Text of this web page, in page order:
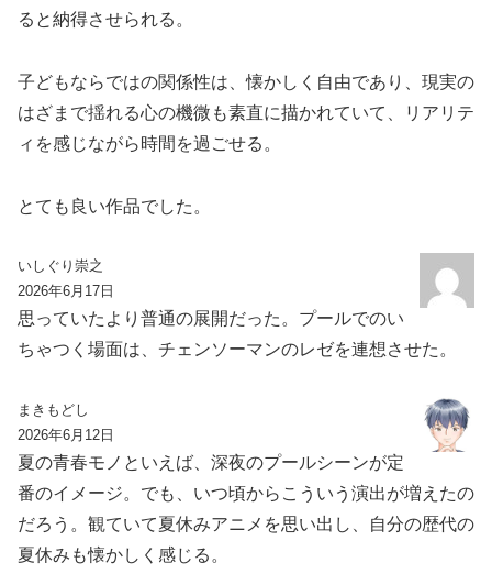
ると納得させられる。
子どもならではの関係性は、懐かしく自由であり、現実の
はざまで揺れる心の機微も素直に描かれていて、リアリテ
ィを感じながら時間を過ごせる。
とても良い作品でした。
いしぐり崇之
2026年6月17日
思っていたより普通の展開だった。プールでのい
ちゃつく場面は、チェンソーマンのレゼを連想させた。
まきもどし
2026年6月12日
夏の青春モノといえば、深夜のプールシーンが定
番のイメージ。でも、いつ頃からこういう演出が増えたの
だろう。観ていて夏休みアニメを思い出し、自分の歴代の
夏休みも懐かしく感じる。